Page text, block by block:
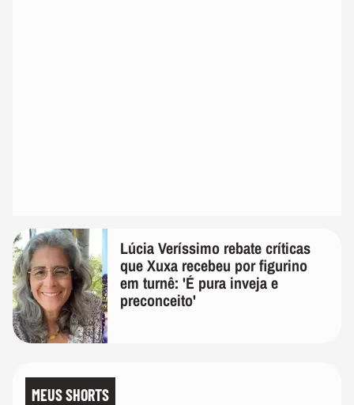
Lúcia Veríssimo rebate críticas
que Xuxa recebeu por figurino
em turnê: 'É pura inveja e
preconceito'
MEUS SHORTS